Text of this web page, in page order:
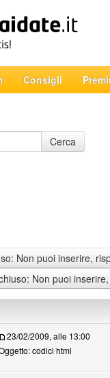
Consigli
Cerca
Non puoi inserire,
Non puoi
23/02/2009, alle 13:00
codici html